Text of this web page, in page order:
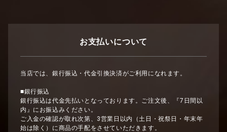
お支払いについて
当店では、銀行振込・代金引換決済がご利用になれます。
■銀行振込
銀行振込は代金先払いとなっております。ご注文後、『7日間以
内』にお振込みください。
ご入金の確認が取れ次第、3営業日以内（土日・祝祭日・年末年
始は除く）に商品の手配をさせていただきます。